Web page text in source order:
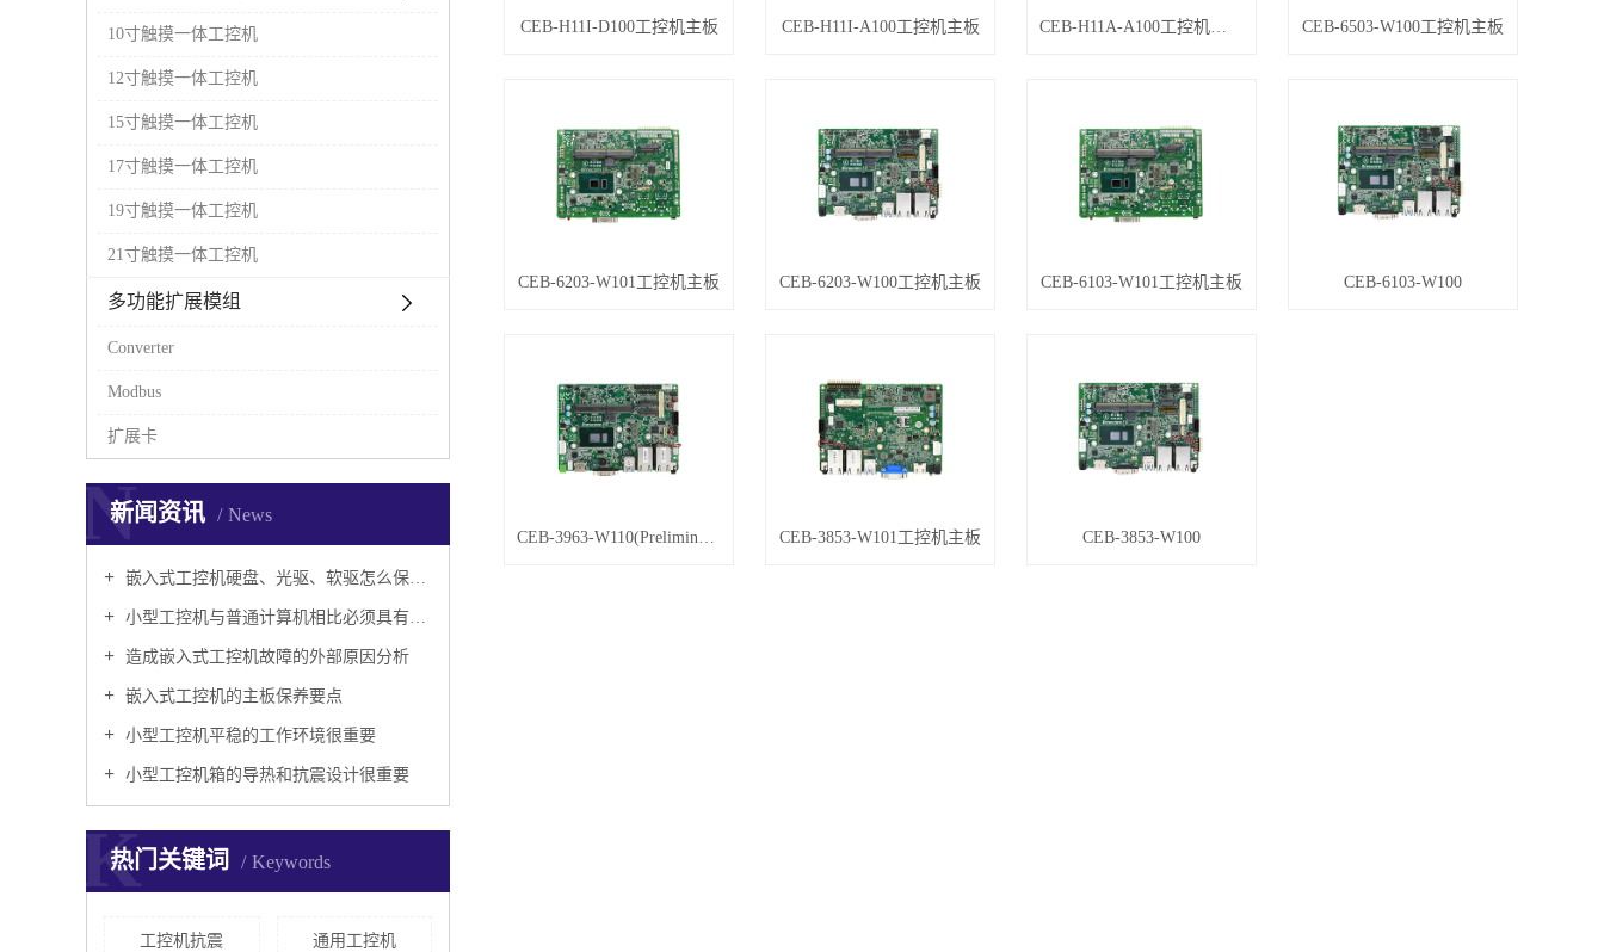
10寸触摸一体工控机
12寸触摸一体工控机
15寸触摸一体工控机
17寸触摸一体工控机
19寸触摸一体工控机
21寸触摸一体工控机
多功能扩展模组
Converter
Modbus
扩展卡
新闻资讯 News
N
嵌入式工控机硬盘、光驱、软驱怎么保养好？
小型工控机与普通计算机相比必须具有以下特点
造成嵌入式工控机故障的外部原因分析
嵌入式工控机的主板保养要点
小型工控机平稳的工作环境很重要
小型工控机箱的导热和抗震设计很重要
热门关键词 Keywords
K
工控机抗震 通用工控机
CEB-H11I-D100工控机主板 CEB-H11I-A100工控机主板 CEB-H11A-A100工控机主板 CEB-6503-W100工控机主板
CEB-6203-W101工控机主板 CEB-6203-W100工控机主板 CEB-6103-W101工控机主板 CEB-6103-W100
CEB-3853-W101工控机主板 CEB-3853-W100